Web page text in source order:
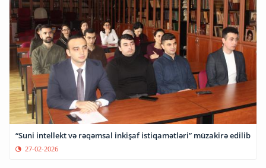
“Suni intellekt və rəqəmsal inkişaf istiqamətləri” müzakirə edilib
27-02-2026